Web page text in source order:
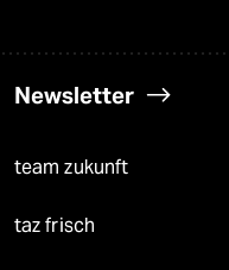
Newsletter
team zukunft
taz frisch